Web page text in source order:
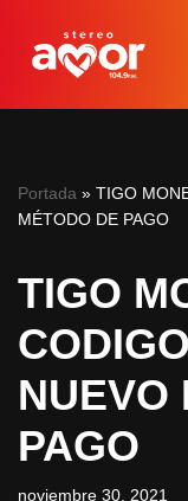
Saltar
Portada » TIGO
MÉTODO DE PAGO
TIGO
NUEVO
PAGO
noviembre 30, 2021